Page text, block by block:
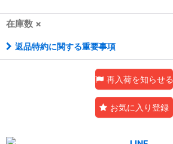
在庫数 ×
返品特約に関する重要事項
再入荷を知らせる
お気に入り登録